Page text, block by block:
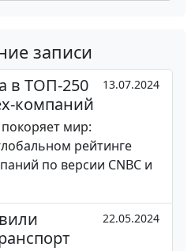
записи
в ТОП-250
компаний
13.07.2024
мир:
рейтинге
по версии CNBC и
22.05.2024